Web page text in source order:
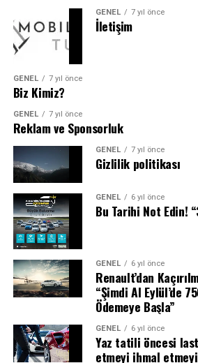
GENEL 7 yıl önce
İletişim
GENEL 7 yıl önce
Biz Kimiz?
GENEL 7 yıl önce
Reklam ve Sponsorluk
GENEL 7 yıl önce
Gizlilik politikası
GENEL 6 yıl önce
Bu Tarihi Not Edin!
GENEL 6 yıl önce
Renault’dan
“Şimdi Al Eylül’de
Ödemeye Başla”
GENEL 6 yıl önce
Yaz tatili öncesi
etmeyi ihmal